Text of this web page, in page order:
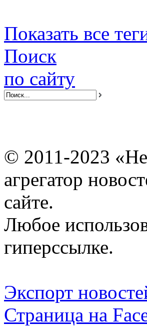
Показать все
Поиск
по сайту
© 2011-2023
агрегатор
сайте.
Любое
гиперссылке.
Экспорт
Страница на